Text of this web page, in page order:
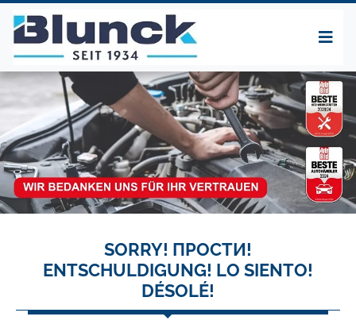
SORRY! ПРОСТИ!
ENTSCHULDIGUNG! LO SIENTO!
DÉSOLÉ!